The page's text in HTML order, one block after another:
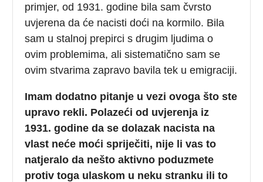
primjer, od 1931. godine bila sam čvrsto
uvjerena da će nacisti doći na kormilo. Bila
sam u stalnoj prepirci s drugim ljudima o
ovim problemima, ali sistematično sam se
ovim stvarima zapravo bavila tek u emigraciji.
Imam dodatno pitanje u vezi ovoga što ste
upravo rekli. Polazeći od uvjerenja iz
1931. godine da se dolazak nacista na
vlast neće moći spriječiti, nije li vas to
natjeralo da nešto aktivno poduzmete
protiv toga ulaskom u neku stranku ili to